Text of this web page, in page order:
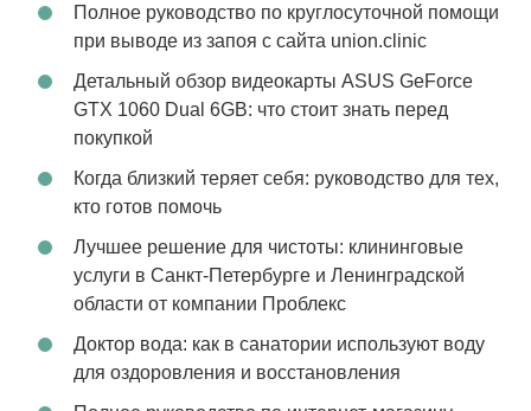
Полное руководство по круглосуточной помощи
при выводе из запоя с сайта union.clinic
Детальный обзор видеокарты ASUS GeForce
GTX 1060 Dual 6GB: что стоит знать перед
покупкой
Когда близкий теряет себя: руководство для тех,
кто готов помочь
Лучшее решение для чистоты: клининговые
услуги в Санкт-Петербурге и Ленинградской
области от компании Проблекс
Доктор вода: как в санатории используют воду
для оздоровления и восстановления